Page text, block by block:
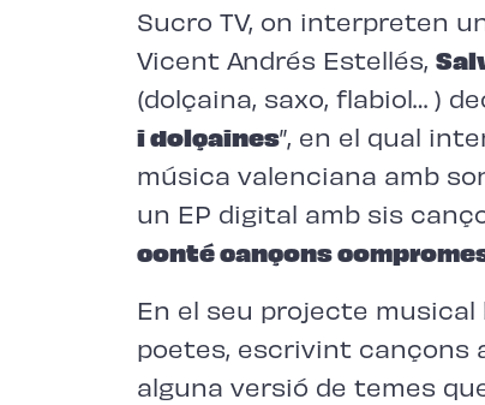
Sucro TV, on interpreten
Vicent Andrés Estellés,
(dolçaina, saxo, flabiol… )
i dolçaines”, en el qual
música valenciana amb
un EP digital amb sis
conté cançons
En el seu projecte
poetes, escrivint cançons
alguna versió de temes